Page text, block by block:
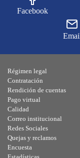
Facebook
Régimen legal
Contratación
Rendición de cuentas
Pago virtual
Calidad
Correo institucional
Redes Sociales
Quejas y reclamos
Encuesta